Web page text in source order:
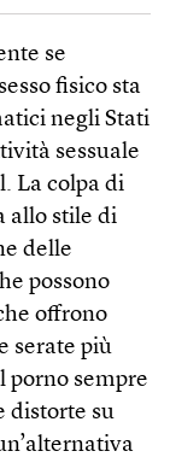
se
fisico sta
negli Stati
sessuale
La colpa di
allo stile di
delle
possono
offrono
serate più
porno sempre
distorte su